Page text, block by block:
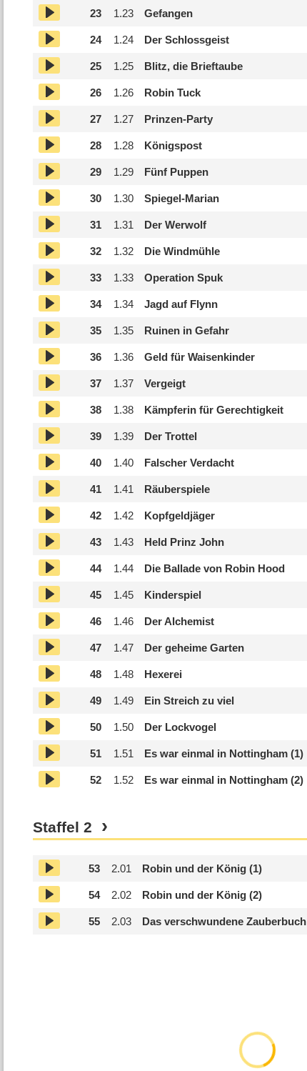
23 1.23 Gefangen
24 1.24 Der Schlossgeist
25 1.25 Blitz, die Brieftaube
26 1.26 Robin Tuck
27 1.27 Prinzen-Party
28 1.28 Königspost
29 1.29 Fünf Puppen
30 1.30 Spiegel-Marian
31 1.31 Der Werwolf
32 1.32 Die Windmühle
33 1.33 Operation Spuk
34 1.34 Jagd auf Flynn
35 1.35 Ruinen in Gefahr
36 1.36 Geld für Waisenkinder
37 1.37 Vergeigt
38 1.38 Kämpferin für Gerechtigkeit
39 1.39 Der Trottel
40 1.40 Falscher Verdacht
41 1.41 Räuberspiele
42 1.42 Kopfgeldjäger
43 1.43 Held Prinz John
44 1.44 Die Ballade von Robin Hood
45 1.45 Kinderspiel
46 1.46 Der Alchemist
47 1.47 Der geheime Garten
48 1.48 Hexerei
49 1.49 Ein Streich zu viel
50 1.50 Der Lockvogel
51 1.51 Es war einmal in Nottingham (1)
52 1.52 Es war einmal in Nottingham (2)
Staffel2
53 2.01 Robin und der König (1)
54 2.02 Robin und der König (2)
55 2.03 Das verschwundene Zauberbuch